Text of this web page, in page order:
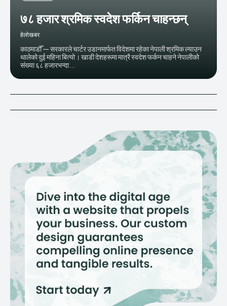
७८ हजार श्रमिक स्वदेश फर्किन चाहन्छन्
हेलाेखबर
काठमाडौँ — सरकारले चार्टर उडानमार्फत विदेशमा रहेका नेपाली श्रमिक ल्याउन
थालेको दुई महिना बित्यो । खाडी देशहरूमा मात्रै स्वदेश फर्कन चाहने नेपालीको
संख्या ६८ हजारभन्दा...